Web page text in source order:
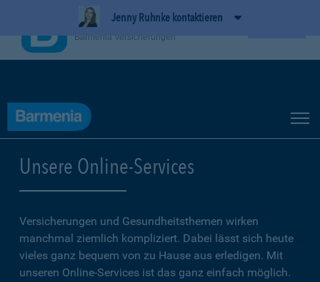
Jenny Ruhnke kontaktieren
Unsere Online-Services
Versicherungen und Gesundheitsthemen wirken
manchmal ziemlich kompliziert. Dabei lässt sich heute
vieles ganz bequem von zu Hause aus erledigen. Mit
unseren Online-Services ist das ganz einfach möglich.
BarmeniaApp
Barmenia Versicherungen